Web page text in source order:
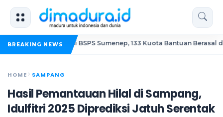
BREAKING NEWS
Korupsi BSPS Sumenep, 133 Kuota Bantuan Berasal dari Kediri
HOME SAMPANG
Hasil Pemantauan Hilal di Sampang,
Idulfitri 2025 Diprediksi Jatuh Serentak